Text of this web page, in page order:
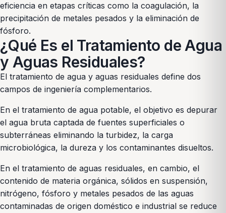
eficiencia en etapas críticas como la coagulación, la
precipitación de metales pesados y la eliminación de
fósforo.
¿Qué Es el Tratamiento de Agua
y Aguas Residuales?
El tratamiento de agua y aguas residuales define dos
campos de ingeniería complementarios.
En el tratamiento de agua potable, el objetivo es depurar
el agua bruta captada de fuentes superficiales o
subterráneas eliminando la turbidez, la carga
microbiológica, la dureza y los contaminantes disueltos.
En el tratamiento de aguas residuales, en cambio, el
contenido de materia orgánica, sólidos en suspensión,
nitrógeno, fósforo y metales pesados de las aguas
contaminadas de origen doméstico e industrial se reduce